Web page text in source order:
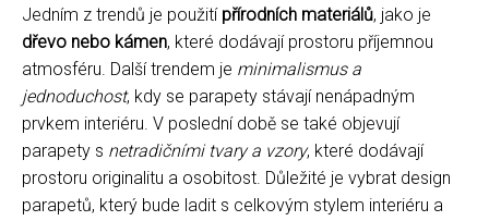
Jedním z trendů je použití přírodních materiálů, jako je
dřevo nebo kámen, které dodávají prostoru příjemnou
atmosféru. Další trendem je minimalismus a
jednoduchost, kdy se parapety stávají nenápadným
prvkem interiéru. V poslední době se také objevují
parapety s netradičními tvary a vzory, které dodávají
prostoru originalitu a osobitost. Důležité je vybrat design
parapetů, který bude ladit s celkovým stylem interiéru a